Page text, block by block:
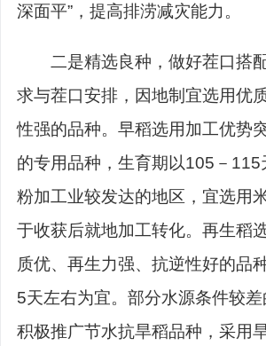
深面平” ，提高排涝减灾能力。
二是精选良种，做好茬口搭
求与茬口安排，因地制宜选用优
性强的品种。早稻选用加工优势
的专用品种，生育期以105 － 115
粉加工业较发达的地区，宜选用
于收获后就地加工转化。再生稻
质优、再生力强、抗逆性好的品
5天左右为宜。部分水源条件较
积极推广节水抗旱稻品种，采用